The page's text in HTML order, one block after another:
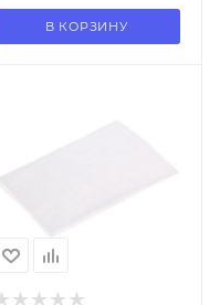
В КОРЗИНУ
самовывоза
Нет